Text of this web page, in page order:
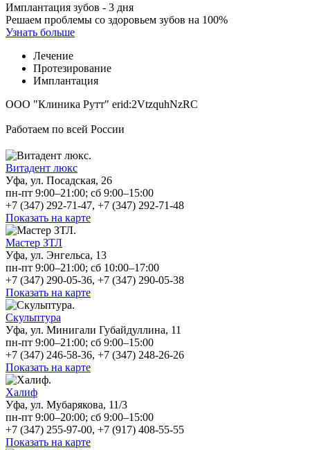
Имплантация зубов - 3 дня
Решаем проблемы со здоровьем зубов на 100%
Узнать больше
Лечение
Протезирование
Имплантация
ООО "Клиника Рутт" erid:2VtzquhNzRC
Работаем по всей России
Витадент люкс
Уфа, ул. Посадская, 26
пн-пт 9:00–21:00; сб 9:00–15:00
+7 (347) 292-71-47, +7 (347) 292-71-48
Показать на карте
Мастер ЗТЛ
Уфа, ул. Энгельса, 13
пн-пт 9:00–21:00; сб 10:00–17:00
+7 (347) 290-05-36, +7 (347) 290-05-38
Показать на карте
Скульптура
Уфа, ул. Минигали Губайдуллина, 11
пн-пт 9:00–21:00; сб 9:00–15:00
+7 (347) 246-58-36, +7 (347) 248-26-26
Показать на карте
Халиф
Уфа, ул. Мубарякова, 11/3
пн-пт 9:00–20:00; сб 9:00–15:00
+7 (347) 255-97-00, +7 (917) 408-55-55
Показать на карте